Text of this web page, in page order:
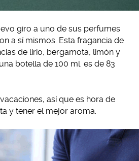
giro a uno de sus perfumes
a sí mismos. Esta fragancia de
de lirio, bergamota, limón y
botella de 100 ml. es de 83
así que es hora de
y tener el mejor aroma.